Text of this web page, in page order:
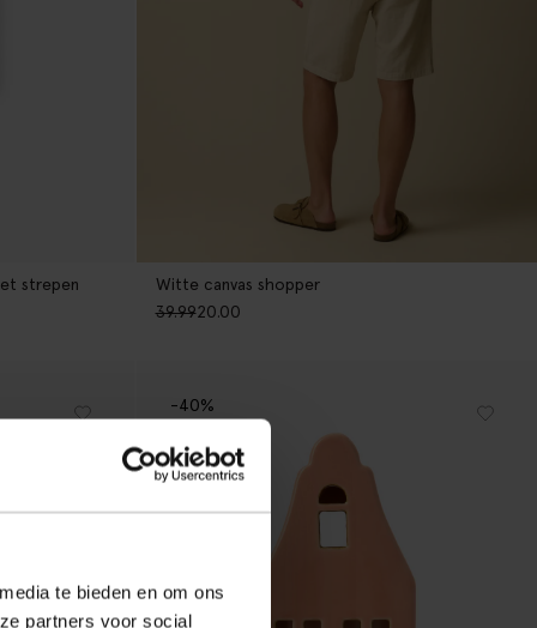
te bieden en om ons
partners voor social
strepen
Witte canvas shopper
39.9920.00
-40%